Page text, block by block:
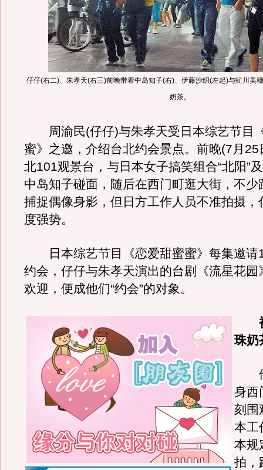
仔仔(右二)、朱孝天(右三)前晚带着中岛知子(右)、伊藤沙织(左起)与虻川美
奶茶。
周渝民(仔仔)与朱孝天受日本综艺节目
蜜》之邀，介绍台北约会景点。前晚(7月25
北101观景台，与日本女子搞笑组合“北阳”
中岛知子碰面，随后在西门町逛大街，不少
捕捉偶像身影，但日方工作人员不准拍摄，
度强势。
日本综艺节目《恋爱甜蜜蜜》每集邀请
约会，仔仔与朱孝天演出的台剧《流星花园
欢迎，便成他们“约会”的对象。
珠奶
他
身西
刻围
本工
本规
拍，